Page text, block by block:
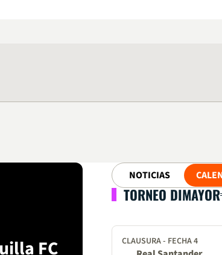
FC
NOTICIAS
TORNEO DIMAYOR
CLAUSURA - FECHA 4